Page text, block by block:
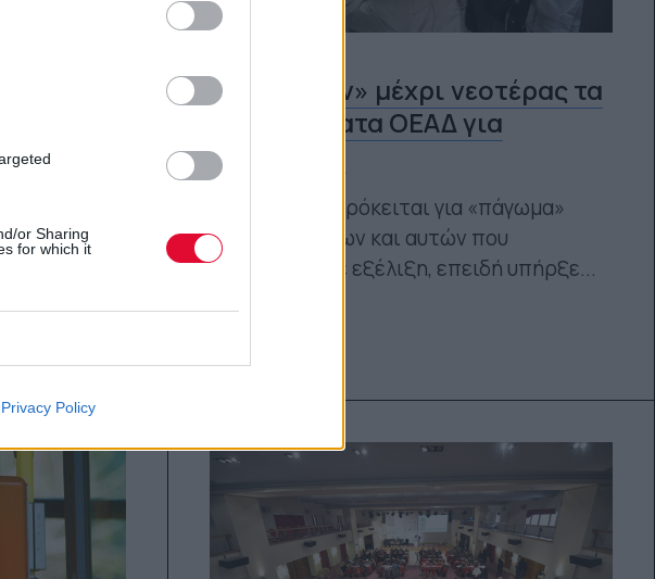
or Sharing
for which it
Privacy Policy
εάν
οι
«Παγώνουν» μέχρι νεοτέρας τα
προγράμματα ΟΕΑΔ για
ανέργους;;
Ουσιαστικά, πρόκειται για «πάγωμα»
όλων των έργων και αυτών που
βρίσκονται σε εξέλιξη, επειδή υπήρξε...